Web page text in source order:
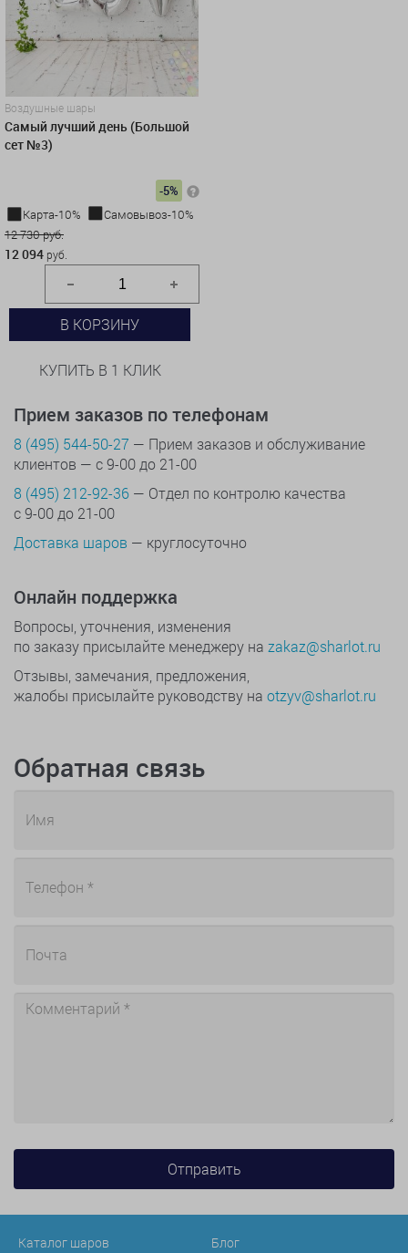
Воздушные шары
Самый лучший день (Большой
сет №3)
-5%
Карта-10%
Самовывоз-10%
12 730 руб.
12 094 руб.
В КОРЗИНУ
КУПИТЬ В 1 КЛИК
Прием заказов по телефонам
8 (495) 544-50-27 — Прием заказов и обслуживание
клиентов — с 9-00 до 21-00
8 (495) 212-92-36 — Отдел по контролю качества
с 9-00 до 21-00
Доставка шаров — круглосуточно
Онлайн поддержка
Вопросы, уточнения, изменения
по заказу присылайте менеджеру на zakaz@sharlot.ru
Отзывы, замечания, предложения,
жалобы присылайте руководству на otzyv@sharlot.ru
Обратная связь
Каталог шаров Блог